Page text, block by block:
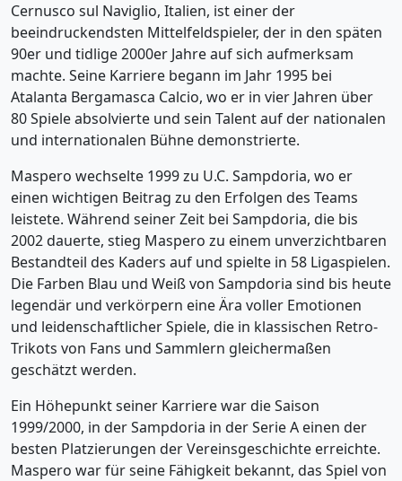
Cernusco sul Naviglio, Italien, ist einer der
beeindruckendsten Mittelfeldspieler, der in den späten
90er und tidlige 2000er Jahre auf sich aufmerksam
machte. Seine Karriere begann im Jahr 1995 bei
Atalanta Bergamasca Calcio, wo er in vier Jahren über
80 Spiele absolvierte und sein Talent auf der nationalen
und internationalen Bühne demonstrierte.
Maspero wechselte 1999 zu U.C. Sampdoria, wo er
einen wichtigen Beitrag zu den Erfolgen des Teams
leistete. Während seiner Zeit bei Sampdoria, die bis
2002 dauerte, stieg Maspero zu einem unverzichtbaren
Bestandteil des Kaders auf und spielte in 58 Ligaspielen.
Die Farben Blau und Weiß von Sampdoria sind bis heute
legendär und verkörpern eine Ära voller Emotionen
und leidenschaftlicher Spiele, die in klassischen Retro-
Trikots von Fans und Sammlern gleichermaßen
geschätzt werden.
Ein Höhepunkt seiner Karriere war die Saison
1999/2000, in der Sampdoria in der Serie A einen der
besten Platzierungen der Vereinsgeschichte erreichte.
Maspero war für seine Fähigkeit bekannt, das Spiel von